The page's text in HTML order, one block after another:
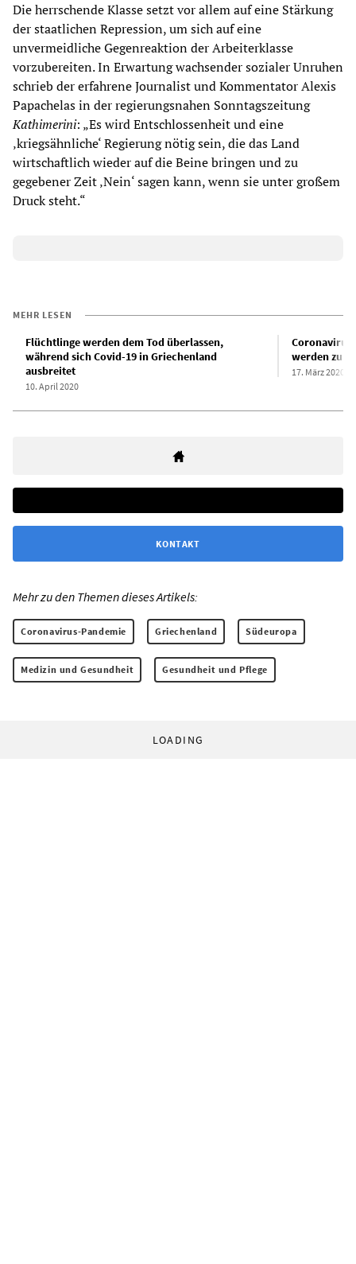
Die herrschende Klasse setzt vor allem auf eine Stärkung
der staatlichen Repression, um sich auf eine
unvermeidliche Gegenreaktion der Arbeiterklasse
vorzubereiten. In Erwartung wachsender sozialer Unruhen
schrieb der erfahrene Journalist und Kommentator Alexis
Papachelas in der regierungsnahen Sonntagszeitung
Kathimerini: „Es wird Entschlossenheit und eine
‚kriegsähnliche‘ Regierung nötig sein, die das Land
wirtschaftlich wieder auf die Beine bringen und zu
gegebener Zeit ‚Nein‘ sagen kann, wenn sie unter großem
Druck steht.“
MEHR LESEN
Flüchtlinge werden dem Tod überlassen,
während sich Covid-19 in Griechenland
ausbreitet
10. April 2020
werden zu
17. März 2020
KONTAKT
Mehr zu den Themen dieses Artikels:
Coronavirus-Pandemie Griechenland Südeuropa
Medizin und Gesundheit Gesundheit und Pflege
LOADING